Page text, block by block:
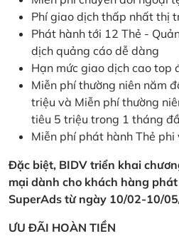
Phí giao dịch thấp nhất thị
Phát hành tới 12 Thẻ -
dịch quảng cáo dễ dàng
Hạn mức giao dịch cao top
Miễn phí thường niên năm
triệu và Miễn phí thường
tiêu 5 triệu trong 1 tháng
Miễn phí phát hành Thẻ phi
Đặc biệt, BIDV triển khai
mại dành cho khách hàng
SuperAds từ ngày 10/02-10/
ƯU ĐÃI HOÀN TIỀN